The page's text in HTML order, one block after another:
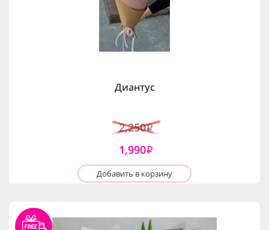
Диантус
2,250i
1,990i
Добавить в корзину